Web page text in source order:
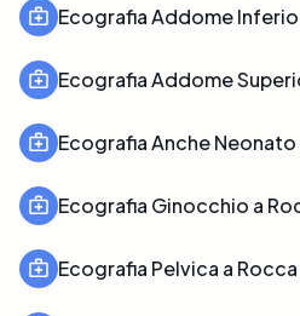
Ecografia Addome
Ecografia Addome
Ecografia Anche Neonato
Ecografia Ginocchio a
Ecografia Pelvica a Rocca